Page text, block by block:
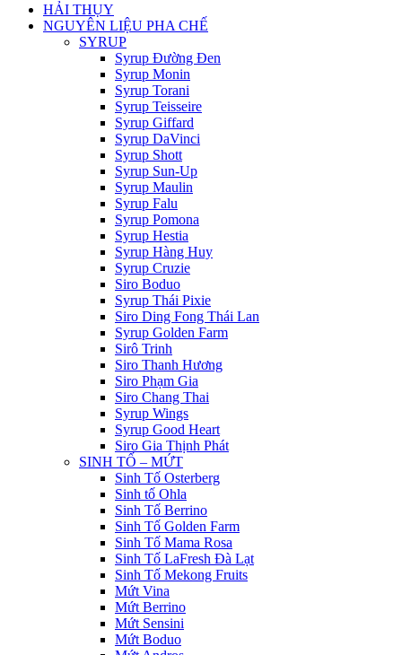
HẢI THỤY
NGUYÊN LIỆU PHA CHẾ
SYRUP
Syrup Đường Đen
Syrup Monin
Syrup Torani
Syrup Teisseire
Syrup Giffard
Syrup DaVinci
Syrup Shott
Syrup Sun-Up
Syrup Maulin
Syrup Falu
Syrup Pomona
Syrup Hestia
Syrup Hàng Huy
Syrup Cruzie
Siro Boduo
Syrup Thái Pixie
Siro Ding Fong Thái Lan
Syrup Golden Farm
Sirô Trinh
Siro Thanh Hương
Siro Phạm Gia
Siro Chang Thai
Syrup Wings
Syrup Good Heart
Siro Gia Thịnh Phát
SINH TỐ – MỨT
Sinh Tố Osterberg
Sinh tố Ohla
Sinh Tố Berrino
Sinh Tố Golden Farm
Sinh Tố Mama Rosa
Sinh Tố LaFresh Đà Lạt
Sinh Tố Mekong Fruits
Mứt Vina
Mứt Berrino
Mứt Sensini
Mứt Boduo